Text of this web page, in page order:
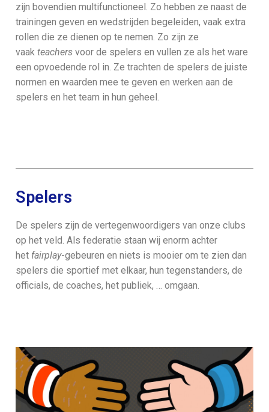
zijn bovendien multifunctioneel. Zo hebben ze naast de
trainingen geven en wedstrijden begeleiden, vaak extra
rollen die ze dienen op te nemen. Zo zijn ze
vaak teachers voor de spelers en vullen ze als het ware
een opvoedende rol in. Ze trachten de spelers de juiste
normen en waarden mee te geven en werken aan de
spelers en het team in hun geheel.
Spelers
De spelers zijn de vertegenwoordigers van onze clubs
op het veld. Als federatie staan wij enorm achter
het fairplay-gebeuren en niets is mooier om te zien dan
spelers die sportief met elkaar, hun tegenstanders, de
officials, de coaches, het publiek, … omgaan.